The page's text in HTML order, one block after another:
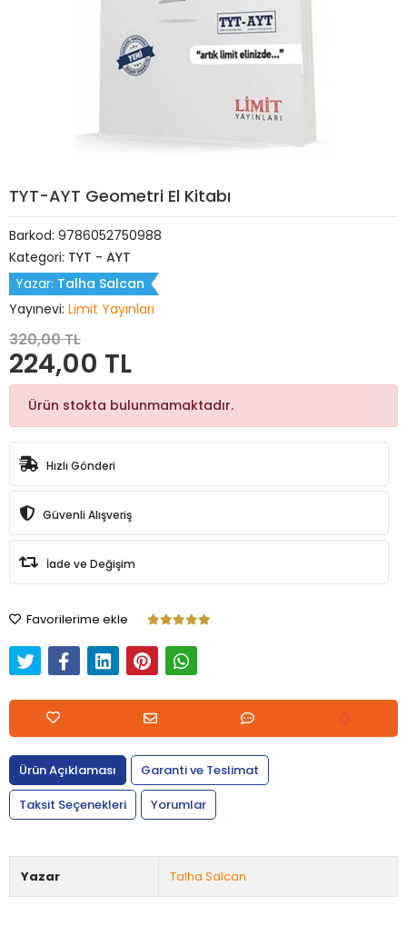
TYT-AYT Geometri El Kitabı
Barkod: 9786052750988
Kategori: TYT - AYT
Yazar: Talha Salcan
Yayınevi: Limit Yayınları
320,00 TL
224,00 TL
Ürün stokta bulunmamaktadır.
Hızlı Gönderi
Güvenli Alışveriş
İade ve Değişim
Favorilerime ekle
Ürün Açıklaması
Garanti ve Teslimat
Taksit Seçenekleri
Yorumlar
Yazar Talha Salcan